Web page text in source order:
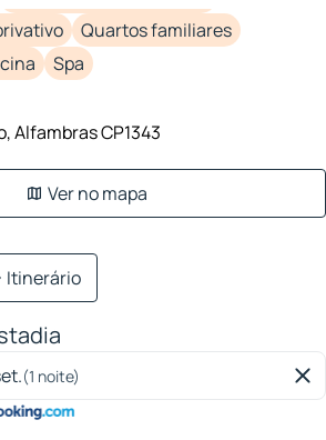
Quartos familiares
Spa
Alfambras CP1343
Ver no mapa
Itinerário
(1 noite)